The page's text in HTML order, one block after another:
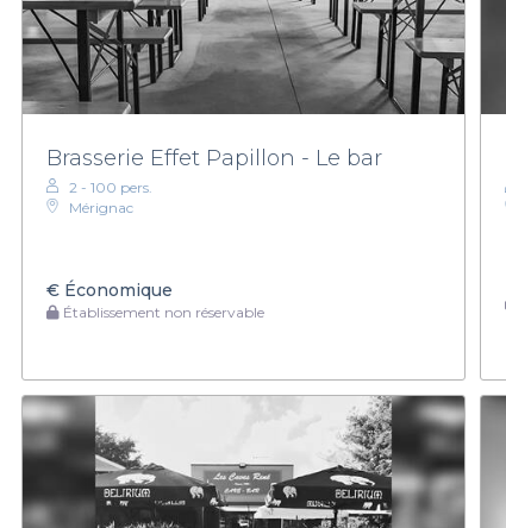
Brasserie Effet Papillon - Le bar
2 - 100 pers.
Mérignac
€ Économique
Établissement non réservable